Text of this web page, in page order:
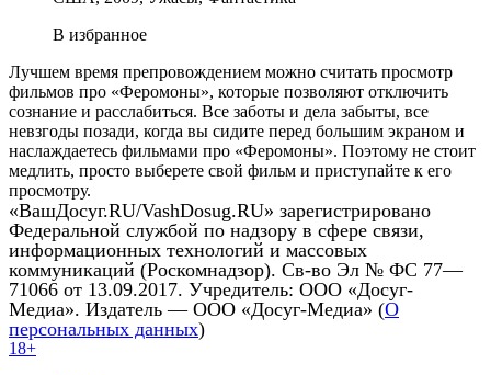
В избранное
Лучшем время препровождением можно считать просмотр
фильмов про «Феромоны», которые позволяют отключить
сознание и расслабиться. Все заботы и дела забыты, все
невзгоды позади, когда вы сидите перед большим экраном и
наслаждаетесь фильмами про «Феромоны». Поэтому не стоит
медлить, просто выберете свой фильм и приступайте к его
просмотру.
«ВашДосуг.RU/VashDosug.RU» зарегистрировано
Федеральной службой по надзору в сфере связи,
информационных технологий и массовых
коммуникаций (Роскомнадзор). Св-во Эл № ФС 77—
71066 от 13.09.2017. Учредитель: ООО «Досуг-
Медиа». Издатель — ООО «Досуг-Медиа» (О
персональных данных)
18+